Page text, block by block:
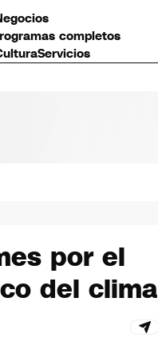
completos
Servicios
por el
del clima